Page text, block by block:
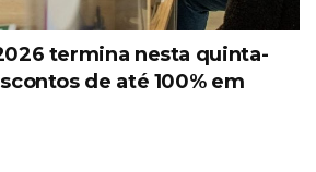
termina nesta quinta-
de até 100% em